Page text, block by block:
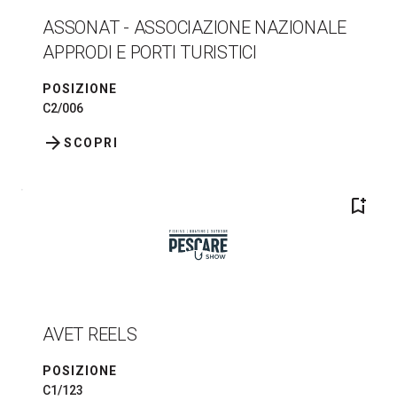
ASSONAT - ASSOCIAZIONE NAZIONALE
APPRODI E PORTI TURISTICI
POSIZIONE
C2/006
SCOPRI
arrow_forward
bookmark_add
AVET REELS
POSIZIONE
C1/123